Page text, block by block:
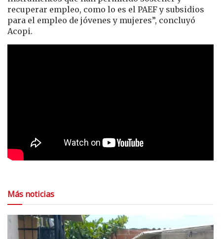
recuperar empleo, como lo es el PAEF y subsidios
para el empleo de jóvenes y mujeres”, concluyó
Acopi.
Más noticias